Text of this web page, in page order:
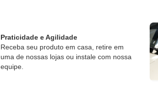
Praticidade e Agilidade
Receba seu produto em casa, retire em
uma de nossas lojas ou instale com nossa
equipe.